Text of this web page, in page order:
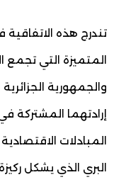
تندرج هذه الاتفاقية
المتميزة التي تجمع
والجمهورية
إرادتهما المشتركة
المبادلات
البري الذي يشكل